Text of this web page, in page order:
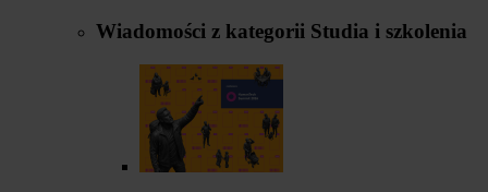
Wiadomości z kategorii Studia i szkolenia